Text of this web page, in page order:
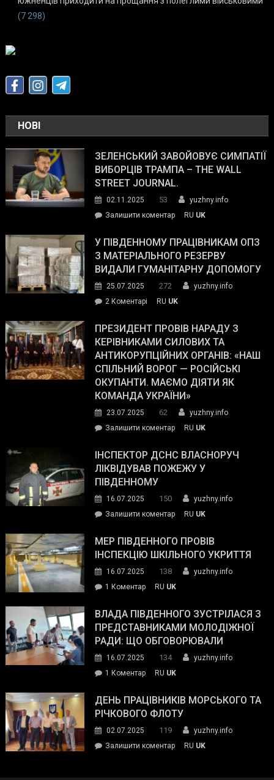
(7 298)
НОВІ
ЗЕЛЕНСЬКИЙ ЗАВОЙОВУЄ СИМПАТІЇ
ВИБОРЦІВ ТРАМПА – THE WALL
STREET JOURNAL.
02.11.2025 53
yuzhny.info
Залишити коментарon
завойовує
симпатії
виборців
The
Street
Journal.
RU UK
У ПІВДЕННОМУ ПРАЦІВНИКАМ ОПЗ
З МАТЕРІАЛЬНОГО РЕЗЕРВУ
ВИДАЛИ ГУМАНІТАРНУ ДОПОМОГУ
25.07.2025 272
yuzhny.info
2 Коментарі
Південному
працівникам
ОПЗ
з
матеріального
резерву
гуманітарну
допомогу
RU UK
ПРЕЗИДЕНТ ПРОВІВ НАРАДУ З
КЕРІВНИКАМИ СИЛОВИХ ТА
АНТИКОРУПЦІЙНИХ ОРГАНІВ: «НАШ
СПІЛЬНИЙ ВОРОГ — РОСІЙСЬКІ
ОКУПАНТИ. МАЄМО ДІЯТИ ЯК
КОМАНДА УКРАЇНИ»
23.07.2025 62
yuzhny.info
Залишити коментарon
провів
нараду
силових
та
органів:
«Наш
спільний
окупанти.
Маємо
діяти
команда
RU UK
ІНСПЕКТОР ДСНС ВЛАСНОРУЧ
ЛІКВІДУВАВ ПОЖЕЖУ У
ПІВДЕННОМУ
16.07.2025 150
yuzhny.info
Залишити коментарon
ДСНС
власноруч
пожежу
у
RU UK
МЕР ПІВДЕННОГО ПРОВІВ
ІНСПЕКЦІЮ ШКІЛЬНОГО УКРИТТЯ
16.07.2025 138
yuzhny.info
1 Коментардо
Південного
провів
інспекцію
укриття
RU UK
ВЛАДА ПІВДЕННОГО ЗУСТРІЛАСЯ З
ПРЕДСТАВНИКАМИ МОЛОДІЖНОЇ
РАДИ: ЩО ОБГОВОРЮВАЛИ
16.07.2025 134
yuzhny.info
1 Коментардо
Південного
зустрілася
представниками
молодіжної
RU UK
ДЕНЬ ПРАЦІВНИКІВ МОРСЬКОГО ТА
РІЧКОВОГО ФЛОТУ
02.07.2025 119
yuzhny.info
Залишити коментарon
RU UK